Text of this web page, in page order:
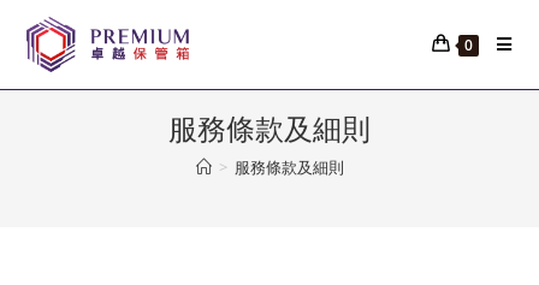
content
0
服務條款及細則
> 服務條款及細則